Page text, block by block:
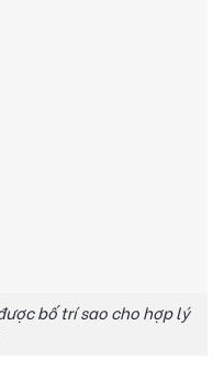
bố trí sao cho hợp lý